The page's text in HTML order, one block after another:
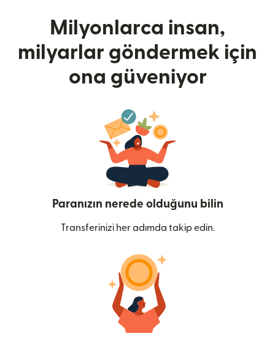
Milyonlarca insan,
milyarlar göndermek için
ona güveniyor
Paranızın nerede olduğunu bilin
Transferinizi her adımda takip edin.